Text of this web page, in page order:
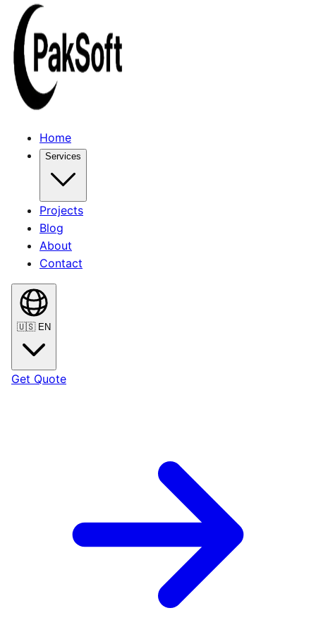
Home
Services
Projects
Blog
About
Contact
🇺🇸 EN
Get Quote